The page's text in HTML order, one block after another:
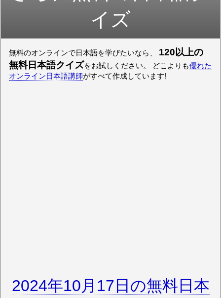
イズ
無料のオンラインで日本語を学びたいなら、 120以上の
無料日本語クイズ
をお試しください。 どこよりも優れた
オンライン日本語講師がすべて作成しています!
2024年10月17日の無料日本